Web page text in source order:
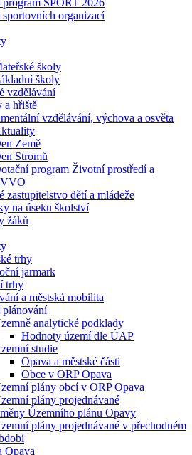
SPORT 2026
sportovních organizací
školy
školy
vzdělávání
a hřiště
vzdělávání, výchova a osvěta
Země
Stromů
program Životní prostředí a
zastupitelstvo dětí a mládeže
na úseku školství
žáků
trhy
jarmark
trhy
a městská mobilita
analytické podklady
Hodnoty území dle ÚAP
studie
Opava a městské části
Obce v ORP Opava
plány obcí v ORP Opava
plány projednávané
Územního plánu Opavy
plány projednávané v přechodném
Opava